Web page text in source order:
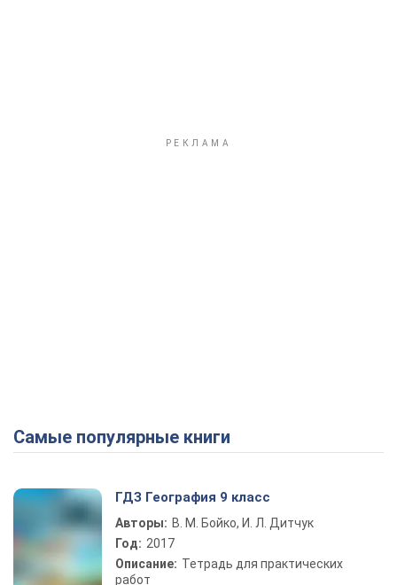
Самые популярные книги
ГДЗ География 9 класс
Авторы: В. М. Бойко, И. Л. Дитчук
Год: 2017
Описание: Тетрадь для практических
работ